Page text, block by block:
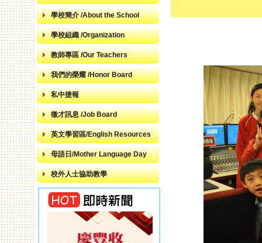
學校簡介 /About the School
學校組織 /Organization
教師專區 /Our Teachers
我們的榮耀 /Honor Board
私中捷報
徵才訊息 /Job Board
英文學習區/English Resources
母語日/Mother Language Day
校外人士協助教學